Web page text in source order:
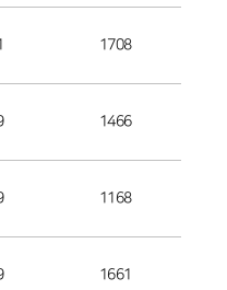
1708
1466
1168
1661